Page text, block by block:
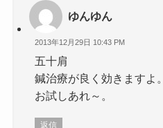
ゆんゆん
2013年12月29日 10:43 PM
五十肩
鍼治療が良く効きますよ。
お試しあれ～。
返信